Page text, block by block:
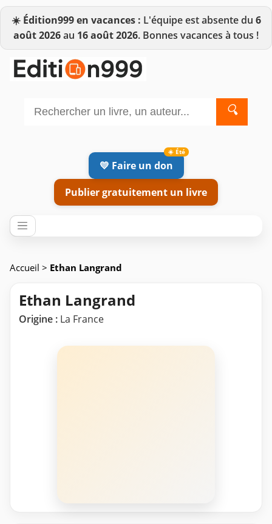
☀️ Édition999 en vacances : L'équipe est absente du 6
août 2026au 16 août 2026. Bonnes vacances à tous !
🔍
💛 Faire un don
Publier gratuitement un livre
Accueil > Ethan Langrand
Ethan Langrand
Origine : La France